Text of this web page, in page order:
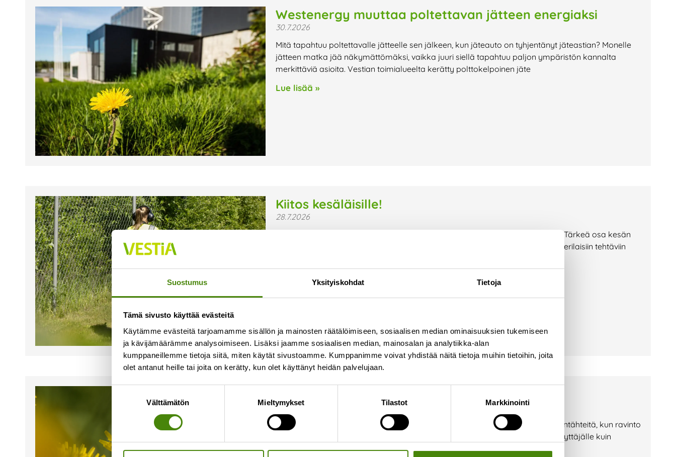
Suostumus Yksityiskohdat Tietoja
Tämä sivusto käyttää evästeitä
Käytämme evästeitä tarjoamamme sisällön ja mainosten räätälöimiseen, sosiaalisen median ominaisuuksien tukemiseen
ja kävijämäärämme analysoimiseen. Lisäksi jaamme sosiaalisen median, mainosalan ja analytiikka-alan
kumppaneillemme tietoja siitä, miten käytät sivustoamme. Kumppanimme voivat yhdistää näitä tietoja muihin tietoihin, joita
olet antanut heille tai joita on kerätty, kun olet käyttänyt heidän palvelujaan.
Välttämätön Mieltymykset Tilastot Markkinointi
Westenergy muuttaa poltettavan jätteen energiaksi
30.7.2026
Mitä tapahtuu poltettavalle jätteelle sen jälkeen, kun jäteauto on tyhjentänyt jäteastian? Monelle
jätteen matka jää näkymättömäksi, vaikka juuri siellä tapahtuu paljon ympäristön kannalta
merkittäviä asioita. Vestian toimialueelta kerätty polttokelpoinen jäte
Lue lisää »
Kiitos kesäläisille!
28.7.2026
Kesä on jälleen ollut Vestian toimipaikoissa ja jätekeskuksilla aktiivista aikaa. Tärkeä osa kesän
sujuvaa arkea ovat olleet kesäläisemme, jotka ovat tarttuneet monipuolisesti erilaisiin tehtäviin
Lue lisää »
16.7.2026
Syksyn lähestyessä ampiaiset hakeutuvat herkästi jäteastioille etsimään ruuantähteitä, kun ravinto
alkaa olla niukkaa. Kiukkuiset ampiaiset voivat olla vaaraksi niin jäteastian käyttäjälle kuin
tyhjentäjällekin. Kiinteistönhaltijana vastuullasi on huolehtia, että jäteastiasi on